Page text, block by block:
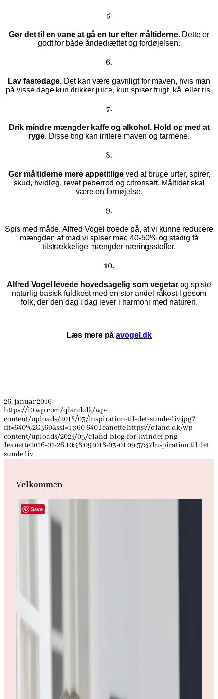
5.
Gør det til en vane at gå en tur efter måltiderne. Dette er
godt for både åndedrættet og fordøjelsen.
6.
Lav fastedage. Det kan være gavnligt for maven, hvis man
på visse dage kun drikker juice, kun spiser frugt, kål eller ris.
7.
Drik mindre mængder kaffe og alkohol. Hold op med at
ryge. Disse ting kan irritere maven og tarmene.
8.
Gør måltiderne mere appetitligeved at bruge urter, spirer,
skud, hvidløg, revet peberrod og citronsaft. Måltidet skal
være en fornøjelse.
9.
Spis med måde. Alfred Vogel troede på, at vi kunne reducere
mængden af mad vi spiser med 40-50% og stadig få
tilstrækkelige mængder næringsstoffer.
10.
Alfred Vogel levede hovedsagelig som vegetar og spiste
naturlig basisk fuldkost med en stor andel råkost ligesom
folk, der den dag i dag lever i harmoni med naturen.
Læs mere på avogel.dk
26. januar 2016
https://i0.wp.com/qland.dk/wp-
content/uploads/2018/03/inspiration-til-det-sunde-liv.jpg?
fit=640%2C360&ssl=1 360640Jeanettehttps://qland.dk/wp-
content/uploads/2025/03/qland-blog-for-kvinder.png
Jeanette2016-01-26 10:48:092018-03-01 09:57:47Inspiration til det
sunde liv
Velkommen
Save